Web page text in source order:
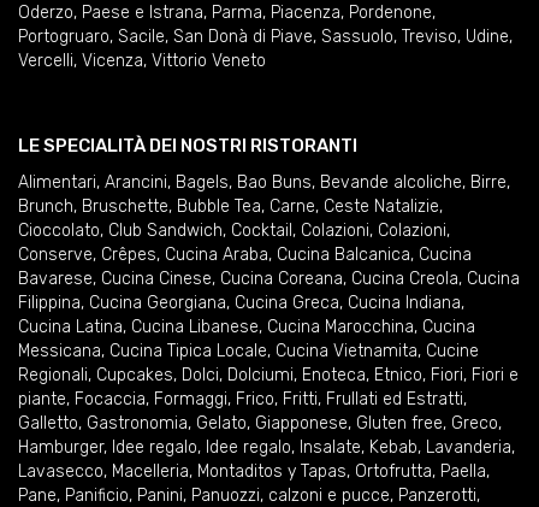
Oderzo, Paese e Istrana, Parma, Piacenza, Pordenone,
Portogruaro, Sacile, San Donà di Piave, Sassuolo, Treviso, Udine,
Vercelli, Vicenza, Vittorio Veneto
LE SPECIALITÀ DEI NOSTRI RISTORANTI
Alimentari, Arancini, Bagels, Bao Buns, Bevande alcoliche, Birre,
Brunch, Bruschette, Bubble Tea, Carne, Ceste Natalizie,
Cioccolato, Club Sandwich, Cocktail , Colazioni, Colazioni,
Conserve, Crêpes, Cucina Araba, Cucina Balcanica, Cucina
Bavarese, Cucina Cinese, Cucina Coreana, Cucina Creola, Cucina
Filippina, Cucina Georgiana, Cucina Greca, Cucina Indiana,
Cucina Latina, Cucina Libanese, Cucina Marocchina, Cucina
Messicana, Cucina Tipica Locale, Cucina Vietnamita, Cucine
Regionali, Cupcakes, Dolci, Dolciumi, Enoteca, Etnico, Fiori, Fiori e
piante, Focaccia, Formaggi, Frico, Fritti, Frullati ed Estratti,
Galletto, Gastronomia, Gelato, Giapponese, Gluten free, Greco,
Hamburger, Idee regalo, Idee regalo, Insalate, Kebab, Lavanderia,
Lavasecco, Macelleria, Montaditos y Tapas, Ortofrutta, Paella,
Pane, Panificio, Panini, Panuozzi, calzoni e pucce, Panzerotti,